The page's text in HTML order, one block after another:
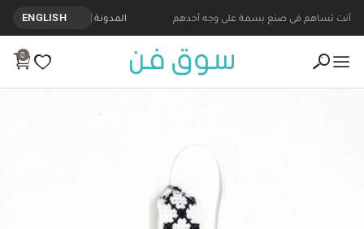
أنت تساهم في صنع بسمة على وجه أحدهم المدونة ENGLISH
0